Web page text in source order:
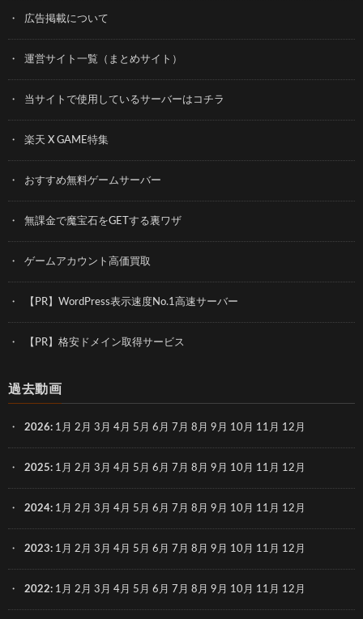
広告掲載について
運営サイト一覧（まとめサイト）
当サイトで使用しているサーバーはコチラ
楽天 X GAME特集
おすすめ無料ゲームサーバー
無課金で魔宝石をGETする裏ワザ
ゲームアカウント高価買取
【PR】WordPress表示速度No.1高速サーバー
【PR】格安ドメイン取得サービス
過去動画
2026: 1月 2月 3月 4月 5月 6月 7月 8月 9月 10月 11月 12月
2025: 1月 2月 3月 4月 5月 6月 7月 8月 9月 10月 11月 12月
2024: 1月 2月 3月 4月 5月 6月 7月 8月 9月 10月 11月 12月
2023: 1月 2月 3月 4月 5月 6月 7月 8月 9月 10月 11月 12月
2022: 1月 2月 3月 4月 5月 6月 7月 8月 9月 10月 11月 12月